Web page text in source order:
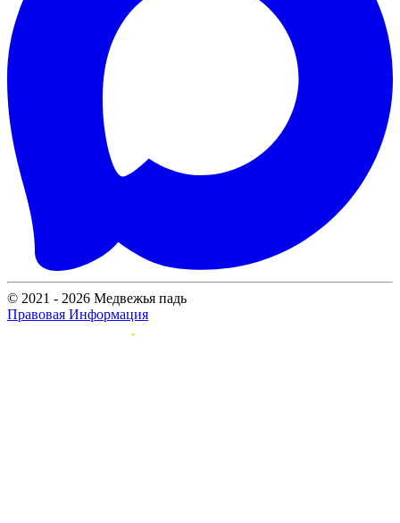
© 2021 - 2026 Медвежья падь
Правовая Информация